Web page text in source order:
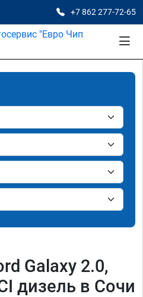
+7 862 277-72-65
Galaxy 2.0,
дизель в Сочи